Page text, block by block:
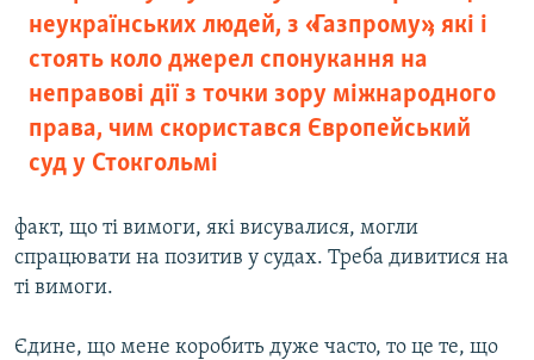
неукраїнських людей, з «Газпрому», які і
стоять коло джерел спонукання на
неправові дії з точки зору міжнародного
права, чим скористався Європейський
суд у Стокгольмі
факт, що ті вимоги, які висувалися, могли
спрацювати на позитив у судах. Треба дивитися на
ті вимоги.
Єдине, що мене коробить дуже часто, то це те, що